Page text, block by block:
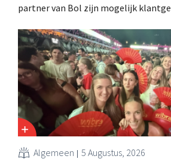
partner van Bol zijn mogelijk
waarvoor de Bijenkorf ook al
Algemeen 5 Augustus, 2026